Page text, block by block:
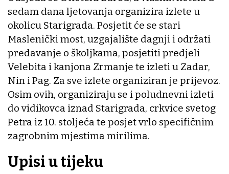
sedam dana ljetovanja organizira izlete u
okolicu Starigrada. Posjetit će se stari
Maslenički most, uzgajalište dagnji i održati
predavanje o školjkama, posjetiti predjeli
Velebita i kanjona Zrmanje te izleti u Zadar,
Nin i Pag. Za sve izlete organiziran je prijevoz.
Osim ovih, organiziraju se i poludnevni izleti
do vidikovca iznad Starigrada, crkvice svetog
Petra iz 10. stoljeća te posjet vrlo specifičnim
zagrobnim mjestima mirilima.
Upisi u tijeku